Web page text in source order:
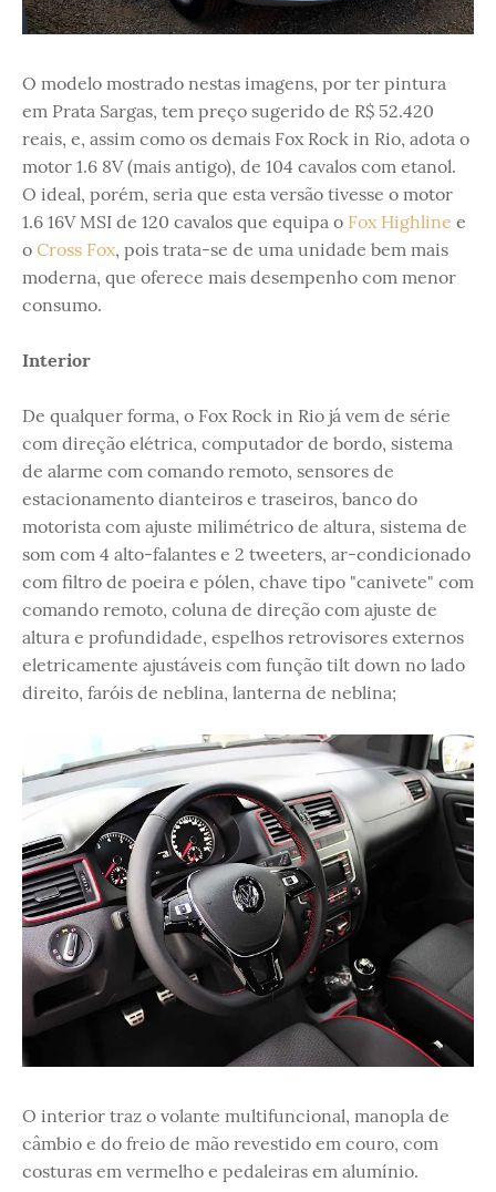
O modelo mostrado nestas imagens, por ter pintura
em Prata Sargas, tem preço sugerido de R$ 52.420
reais, e, assim como os demais Fox Rock in Rio, adota o
motor 1.6 8V (mais antigo), de 104 cavalos com etanol.
O ideal, porém, seria que esta versão tivesse o motor
1.6 16V MSI de 120 cavalos que equipa o Fox Highline e
o Cross Fox, pois trata-se de uma unidade bem mais
moderna, que oferece mais desempenho com menor
consumo.
Interior
De qualquer forma, o Fox Rock in Rio já vem de série
com direção elétrica, computador de bordo, sistema
de alarme com comando remoto, sensores de
estacionamento dianteiros e traseiros, banco do
motorista com ajuste milimétrico de altura, sistema de
som com 4 alto-falantes e 2 tweeters, ar-condicionado
com filtro de poeira e pólen, chave tipo "canivete" com
comando remoto, coluna de direção com ajuste de
altura e profundidade, espelhos retrovisores externos
eletricamente ajustáveis com função tilt down no lado
direito, faróis de neblina, lanterna de neblina;
O interior traz o volante multifuncional, manopla de
câmbio e do freio de mão revestido em couro, com
costuras em vermelho e pedaleiras em alumínio.